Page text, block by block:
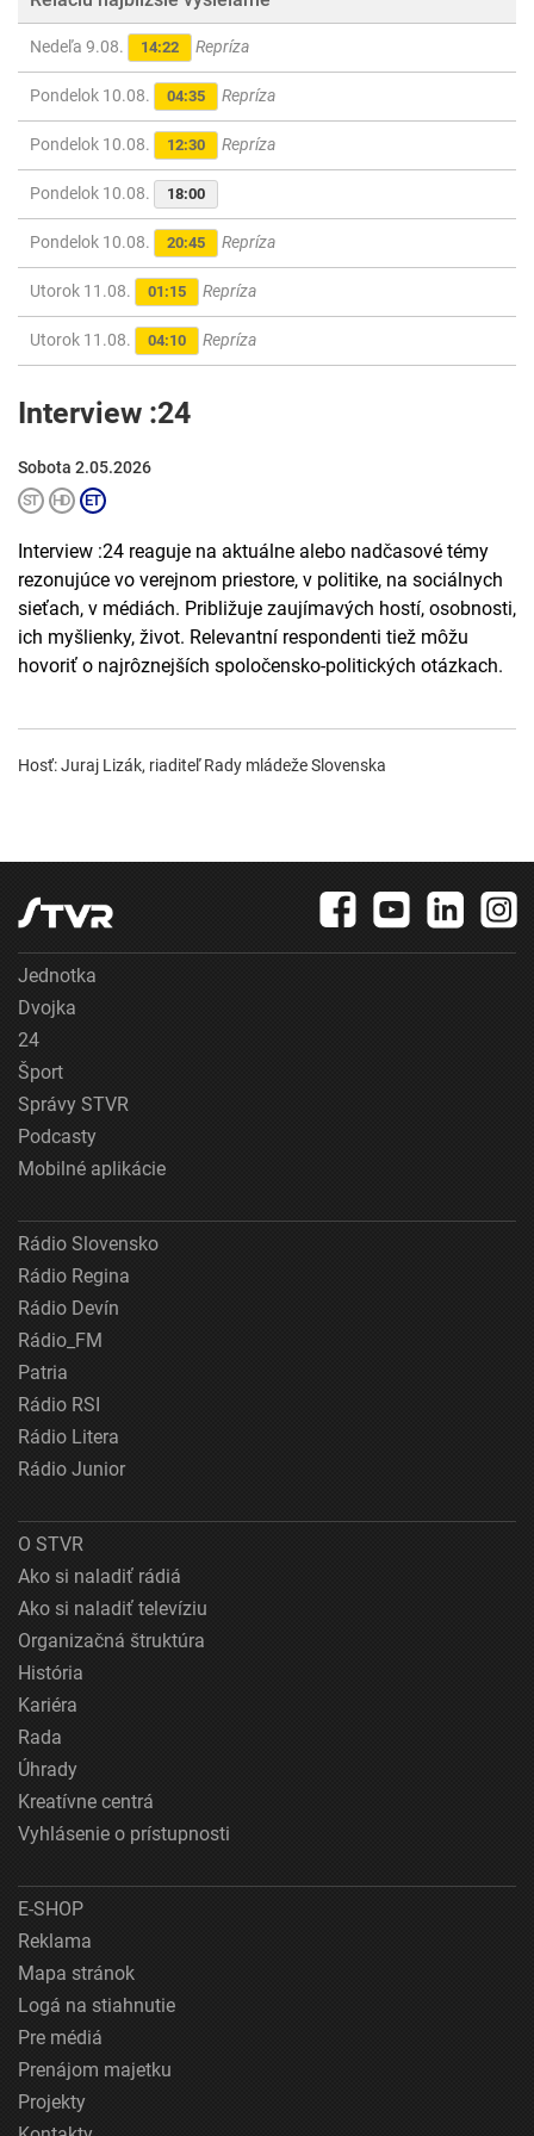
Nedeľa 9.08. 14:22 Repríza
Pondelok 10.08. 04:35 Repríza
Pondelok 10.08. 12:30 Repríza
Pondelok 10.08. 18:00
Pondelok 10.08. 20:45 Repríza
Utorok 11.08. 01:15 Repríza
Utorok 11.08. 04:10 Repríza
Interview :24
Sobota 2.05.2026
Interview :24 reaguje na aktuálne alebo nadčasové témy
rezonujúce vo verejnom priestore, v politike, na sociálnych
sieťach, v médiách. Približuje zaujímavých hostí, osobnosti,
ich myšlienky, život. Relevantní respondenti tiež môžu
hovoriť o najrôznejších spoločensko-politických otázkach.
Hosť: Juraj Lizák, riaditeľ Rady mládeže Slovenska
Jednotka
Dvojka
24
Šport
Správy STVR
Podcasty
Mobilné aplikácie
Rádio Slovensko
Rádio Regina
Rádio Devín
Rádio_FM
Patria
Rádio RSI
Rádio Litera
Rádio Junior
O STVR
Ako si naladiť rádiá
Ako si naladiť televíziu
Organizačná štruktúra
História
Kariéra
Rada
Úhrady
Kreatívne centrá
Vyhlásenie o prístupnosti
E-SHOP
Reklama
Mapa stránok
Logá na stiahnutie
Pre médiá
Prenájom majetku
Projekty